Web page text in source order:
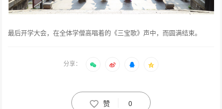
最后开学大会，在全体学僧高唱着的《三宝歌》声中，而圆满结束。
分享：
赞 0